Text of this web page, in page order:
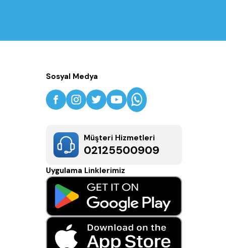
Sosyal Medya
Müşteri Hizmetleri
02125500909
Uygulama Linklerimiz